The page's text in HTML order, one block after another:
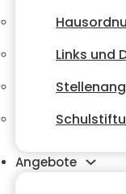
Links und
Angebote